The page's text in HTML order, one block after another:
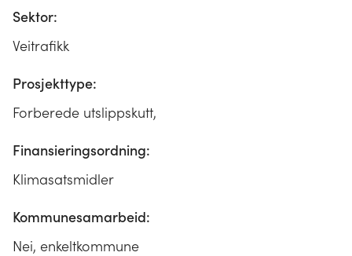
Sektor:
Veitrafikk
Prosjekttype:
Forberede utslippskutt,
Finansieringsordning:
Klimasatsmidler
Kommunesamarbeid:
Nei, enkeltkommune